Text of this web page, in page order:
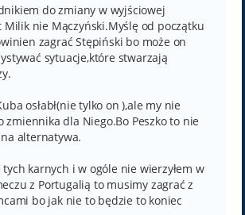
do zmiany w wyjściowej
Milik nie Mączyński.Myślę od początku
zagrać Stępiński bo może on
sytuacje,które stwarzają
osłabł(nie tylko on ),ale my nie
zmiennika dla Niego.Bo Peszko to nie
alternatywa.
tych karnych i w ogóle nie wierzyłem w
z Portugalią to musimy zagrać z
bo jak nie to będzie to koniec